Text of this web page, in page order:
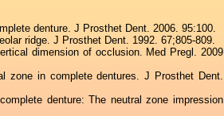
denture. J Prosthet Dent. 2006. 95:100.
ridge. J Prosthet Dent. 1992. 67;805-809.
dimension of occlusion. Med Pregl. 2009
zone in complete dentures. J Prosthet Dent.
denture: The neutral zone impression